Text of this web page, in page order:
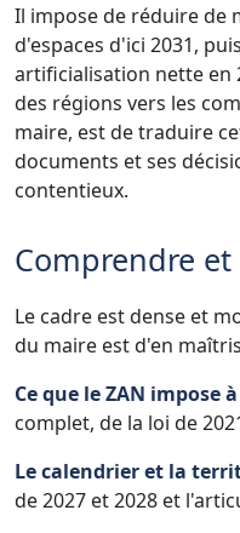
Il impose de réduire de
d'espaces d'ici 2031,
artificialisation nette en
des régions vers les
maire, est de traduire
documents et ses
contentieux.
Comprendre
Le cadre est dense et
du maire est d'en
Ce que le ZAN impose
complet, de la loi de
Le calendrier et la
de 2027 et 2028 et